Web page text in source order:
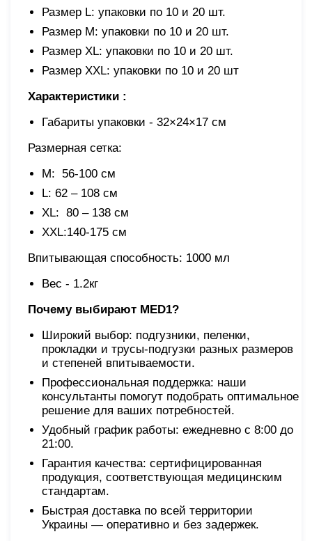
Размер L: упаковки по 10 и 20 шт.
Размер M: упаковки по 10 и 20 шт.
Размер XL: упаковки по 10 и 20 шт.
Размер XХL: упаковки по 10 и 20 шт
Характеристики :
Габариты упаковки - 32×24×17 см
Размерная сетка:
M: 56-100 см
L: 62 – 108 см
XL: 80 – 138 см
XХL:140-175 см
Впитывающая способность: 1000 мл
Вес - 1.2кг
Почему выбирают MED1?
Широкий выбор: подгузники, пеленки,
прокладки и трусы-подгузки разных размеров
и степеней впитываемости.
Профессиональная поддержка: наши
консультанты помогут подобрать оптимальное
решение для ваших потребностей.
Удобный график работы: ежедневно с 8:00 до
21:00.
Гарантия качества: сертифицированная
продукция, соответствующая медицинским
стандартам.
Быстрая доставка по всей территории
Украины — оперативно и без задержек.